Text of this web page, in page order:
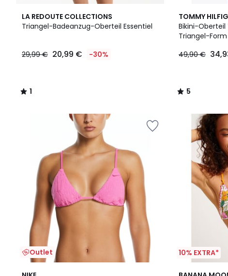
LA REDOUTE COLLECTIONS
Triangel-Badeanzug-Oberteil Essentiel
29,99 € 20,99 € -30%
1
/
1
/
TOMMY
Bikini-Oberteil
Triangel-Form
49,90 €
5
/
5
5
/
Outlet 10% EXTRA*